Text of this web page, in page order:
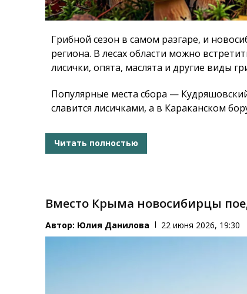
Грибной сезон в самом разгаре, и
региона. В лесах области можно
лисички, опята, маслята и другие виды
Популярные места сбора —
славится лисичками, а в Караканском
Читать полностью
Вместо Крыма новосибирцы
Автор: Юлия Данилова 22 июня 2026, 19:30